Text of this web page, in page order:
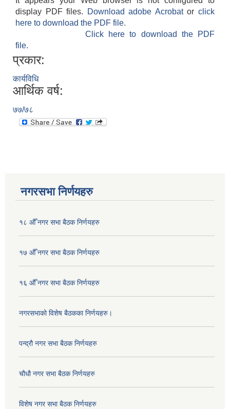
display PDF files.
Download adobe Acrobatorclick
here to download the PDF file.
Click here to download the PDF
file.
प्रकार:
कार्यविधि
आर्थिक वर्ष:
७७/७८
नगरसभा निर्णयहरु
१८ औँ नगर सभा बैठक निर्णयहरु
१७ औँ नगर सभा बैठक निर्णयहरु
१६ औँ नगर सभा बैठक निर्णयहरु
नगरसभाको विशेष बैठकका निर्णयहरु।
पन्द्रौ नगर सभा बैठक निर्णयहरु
चौधौ नगर सभा बैठक निर्णयहरु
विशेष नगर सभा बैठक निर्णयहरु